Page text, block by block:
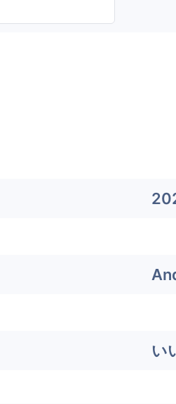
い